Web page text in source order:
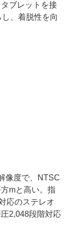
ブレットを接
、着脱性を向
像度で、NTSC
mと高い。指
応のステレオ
2,048段階対応